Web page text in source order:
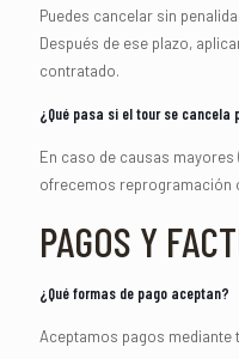
Puedes cancelar sin
Después de ese plazo,
contratado.
¿Qué pasa si el tour se cancela
En caso de causas
ofrecemos reprogramación
PAGOS Y
¿Qué formas de pago aceptan?
Aceptamos pagos mediante